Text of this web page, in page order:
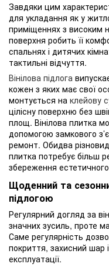
Завдяки цим
для укладання як у
приміщеннях з високим
поверхня робить її
спальнях і дитячих
тактильні відчуття.
Вінілова підлога
кожен з яких має свої
монтується на клейову
цілісну поверхню без
площ. Вінілова плитка
допомогою замкового
ремонт. Обидва
плитка потребує більш
збереження
Щоденний та
підлогою
Регулярний догляд за
значних зусиль, проте
Саме регулярність
покриття, захисний шар
експлуатації.